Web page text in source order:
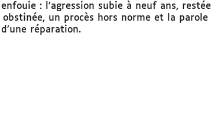
: l’agression subie à neuf ans,
un procès hors norme et la
réparation.